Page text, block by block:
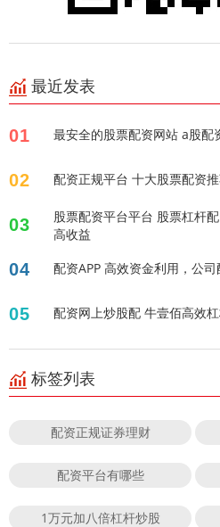
最近发表
01 最安全的股票配资网站 a股配
02 配资正规平台 十大股票配资
03
股票配资平台平台 股票杠杆
高收益
04 配资APP 高效资金利用，公
05 配资网上炒股配 牛壹佰高效
标签列表
配资正规证券理财
配资平台有哪些
1万元加八倍杠杆炒股